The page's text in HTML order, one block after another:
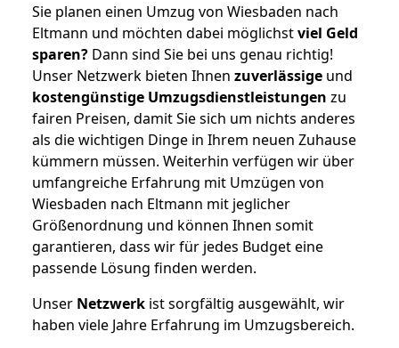
Sie planen einen Umzug von Wiesbaden nach
Eltmann und möchten dabei möglichstviel Geld
sparen? Dann sind Sie bei uns genau richtig!
Unser Netzwerk bieten Ihnen zuverlässige und
kostengünstige Umzugsdienstleistungen zu
fairen Preisen, damit Sie sich um nichts anderes
als die wichtigen Dinge in Ihrem neuen Zuhause
kümmern müssen. Weiterhin verfügen wir über
umfangreiche Erfahrung mit Umzügen von
Wiesbaden nach Eltmann mit jeglicher
Größenordnung und können Ihnen somit
garantieren, dass wir für jedes Budget eine
passende Lösung finden werden.
Unser Netzwerk ist sorgfältig ausgewählt, wir
haben viele Jahre Erfahrung im Umzugsbereich.